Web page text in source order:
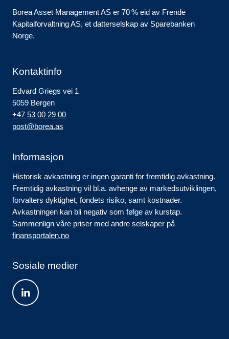
Borea Asset Management AS er 70 % eid av Frende
Kapitalforvaltning AS, et datterselskap av Sparebanken
Norge.
Kontaktinfo
Edvard Griegs vei 1
5059 Bergen
+47 53 00 29 00
post@borea.as
Informasjon
Historisk avkastning er ingen garanti for fremtidig avkastning.
Fremtidig avkastning vil bl.a. avhenge av markedsutviklingen,
forvalters dyktighet, fondets risiko, samt kostnader.
Avkastningen kan bli negativ som følge av kurstap.
Sammenlign våre priser med andre selskaper på
finansportalen.no
Sosiale medier